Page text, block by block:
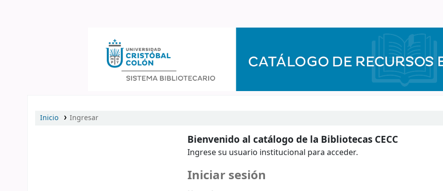
Inicio Ingresar
Bienvenido al catálogo de la Bibliotecas CECC
Ingrese su usuario institucional para acceder.
Iniciar sesión